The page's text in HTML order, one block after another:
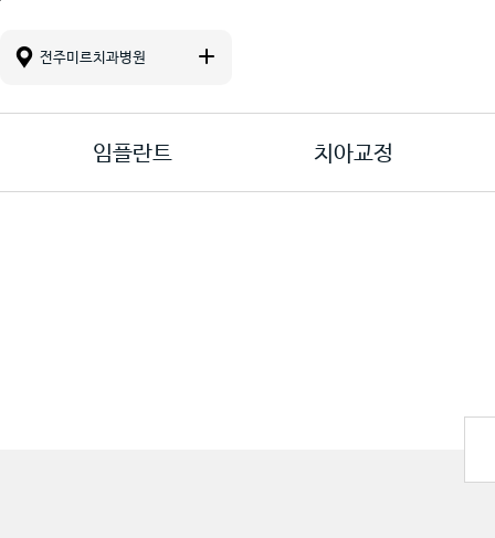
진료 메뉴바로가기
본문바로가기
컨텐츠바로가기
전주미르치과병원
임플란트 치아교정